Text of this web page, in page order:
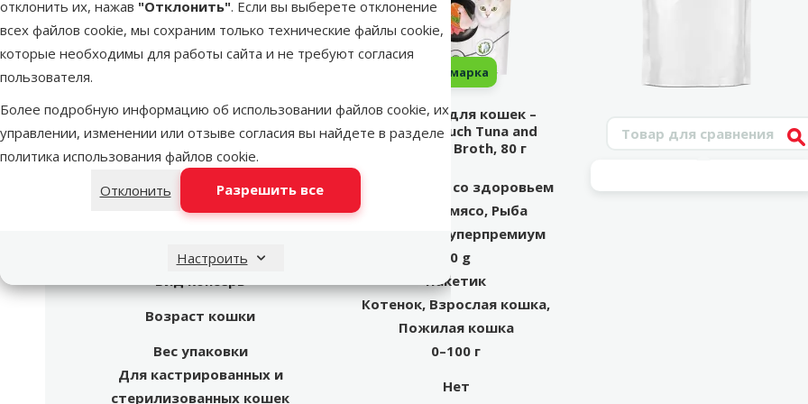
отклонить их, нажав "Отклонить". Если вы выберете отклонение
всех файлов cookie, мы сохраним только технические файлы cookie,
которые необходимы для работы сайта и не требуют согласия
пользователя.
Более подробную информацию об использовании файлов cookie, их
управлении, изменении или отзыве согласия вы найдете в разделе
политика использования файлов cookie.
Отклонить
Разрешить все
Настроить
Dino Zoo рекомендует
марка
Консервы для кошек –
Ontario Pouch Tuna and
Salmon in Broth, 80 г
Состояние здоровья
Без проблем со здоровьем
Состав и вкус
Куриное мясо, Рыба
⭐⭐⭐⭐ Суперпремиум
Вес продукта
80 g
Вид консерв
Пакетик
Возраст кошки
Котенок, Взрослая кошка,
Пожилая кошка
Вес упаковки
0–100 г
Для кастрированных и
стерилизованных кошек
Нет